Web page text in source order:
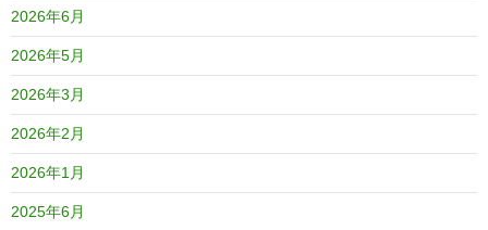
2026年6月
2026年5月
2026年3月
2026年2月
2026年1月
2025年6月